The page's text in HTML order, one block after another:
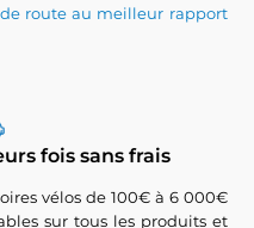
route au meilleur rapport
fois sans frais
vélos de 100€ à 6 000€
sur tous les produits et